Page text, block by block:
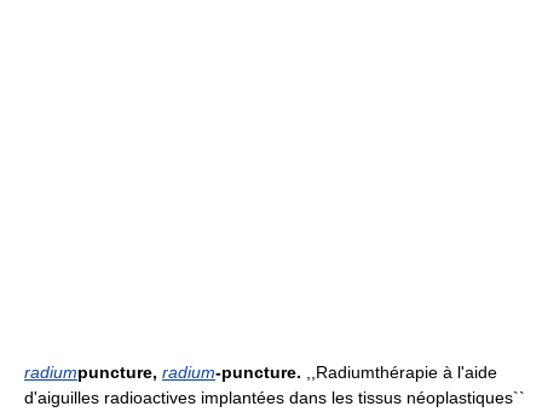
radiumpuncture, radium-puncture.
,,Radiumthérapie à l'aide
d'aiguilles radioactives implantées dans les tissus néoplastiques``